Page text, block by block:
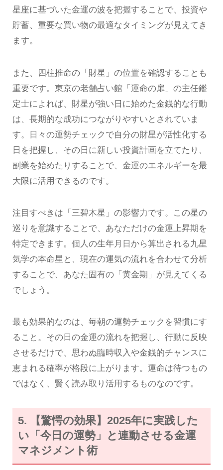
星座に基づいた金運の波を把握することで、投資や
貯蓄、重要な買い物の最適なタイミングが見えてき
ます。
また、四柱推命の「財星」の位置を確認することも
重要です。東京の老舗占い館「運命の扉」の主任鑑
定士によれば、財星が強い日に始めた金銭的な行動
は、長期的な成功につながりやすいとされていま
す。日々の運勢チェックで自分の財星が活性化する
日を把握し、その日に新しい投資計画を立てたり、
副業を始めたりすることで、金運のエネルギーを最
大限に活用できるのです。
注目すべきは「三碧木星」の影響力です。この星の
巡りを意識することで、あなただけの金運上昇期を
特定できます。個人の生年月日から算出される九星
気学の本命星と、現在の運気の流れを合わせて分析
することで、あなた固有の「黄金期」が見えてくる
でしょう。
最も効果的なのは、毎朝の運勢チェックを習慣にす
ること。その日の金運の流れを把握し、行動に反映
させるだけで、思わぬ臨時収入や金銭的チャンスに
恵まれる確率が格段に上がります。運命は待つもの
ではなく、賢く読み取り活用するものなのです。
5. 【驚愕の効果】2025年に実践した
い「今日の運勢」と連動させる金運
マネジメント術